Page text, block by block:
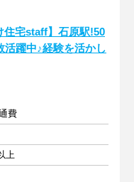
住宅staff】石原駅!50
活躍中♪経験を活かし
費
上